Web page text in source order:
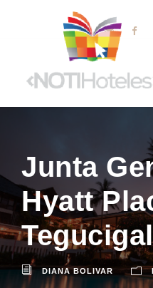
Junta
Hyatt
DIANA BOLIVAR